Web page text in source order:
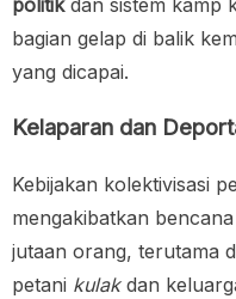
politikdan sistem kamp
bagian gelap di balik
yang dicapai.
Kelaparan dan
Kebijakan kolektivisasi
mengakibatkan
jutaan orang, terutama
petani kulakdan